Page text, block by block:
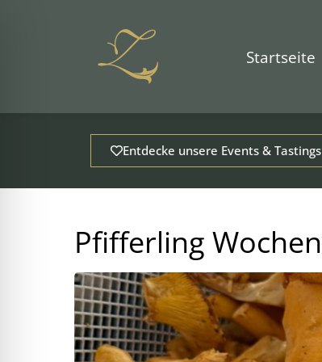
Startseite
Entdecke unsere Events & Tastings
Pfifferling Wochen